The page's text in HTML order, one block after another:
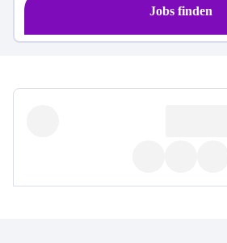
Jobs finden